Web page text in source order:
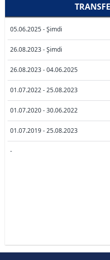
05.06.2025 - Şimdi
26.08.2023 - Şimdi
26.08.2023 - 04.06.2025
01.07.2022 - 25.08.2023
01.07.2020 - 30.06.2022
01.07.2019 - 25.08.2023
-